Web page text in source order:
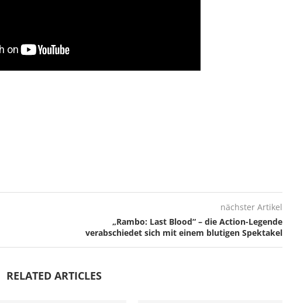
nächster Artikel
„Rambo: Last Blood“ – die Action-Legende
verabschiedet sich mit einem blutigen Spektakel
RELATED ARTICLES